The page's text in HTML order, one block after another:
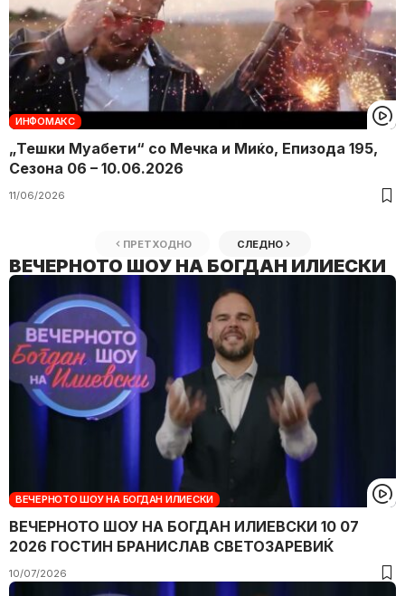
ИНФОМАКС
„Тешки Муабети“ со Мечка и Миќо, Eпизода 195,
Сезона 06 – 10.06.2026
11/06/2026
ПРЕТХОДНО СЛЕДНО
ВЕЧЕРНОТО ШОУ НА БОГДАН ИЛИЕСКИ
ВЕЧЕРНОТО ШОУ НА БОГДАН ИЛИЕСКИ
ВЕЧЕРНОТО ШОУ НА БОГДАН ИЛИЕВСКИ 10 07
2026 ГОСТИН БРАНИСЛАВ СВЕТОЗАРЕВИЌ
10/07/2026